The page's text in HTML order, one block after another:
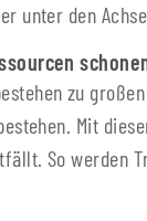
unter den
zu
Mit
So werden